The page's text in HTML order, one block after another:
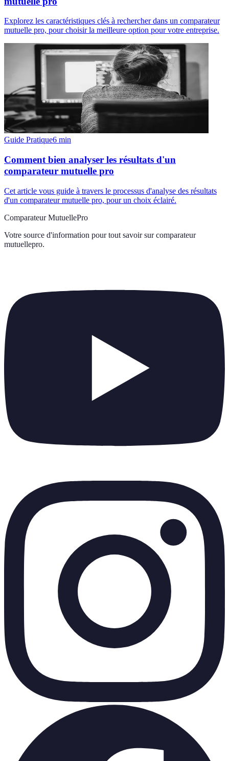
Explorez les caractéristiques clés à rechercher dans un comparateur
mutuelle pro, pour choisir la meilleure option pour votre entreprise.
Guide Pratique6 min
Comment bien analyser les résultats d'un
comparateur mutuelle pro
Cet article vous guide à travers le processus d'analyse des résultats
d'un comparateur mutuelle pro, pour un choix éclairé.
Comparateur MutuellePro
Votre source d'information pour tout savoir sur comparateur
mutuellepro.